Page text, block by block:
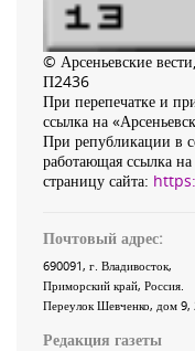
© Арсеньевские
П2436
При перепечатке и
ссылка на
При републикации в
работающая ссылка
страницу сайта:
Почтовый адрес:
690091, г. Владивосток,
Приморский край, Россия
Переулок Шевченко, дом 9,
Редакция газеты